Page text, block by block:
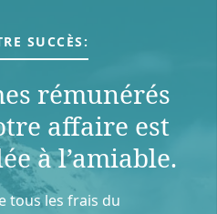
SUCCÈS:
rémunérés
aﬀaire est
à l’amiable.
tous les frais du